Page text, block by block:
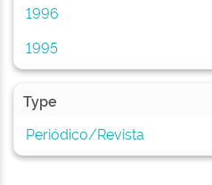
1996
1995
Type
Periódico/Revista